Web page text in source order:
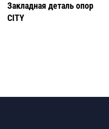
Закладная деталь опор
CITY